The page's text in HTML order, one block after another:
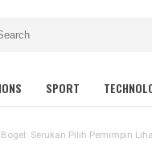
SPORT
Bogel: Serukan Pilih Pemimpin